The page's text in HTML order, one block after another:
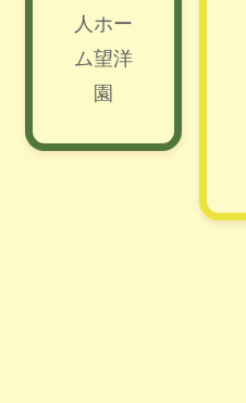
人ホー
ム望洋
園